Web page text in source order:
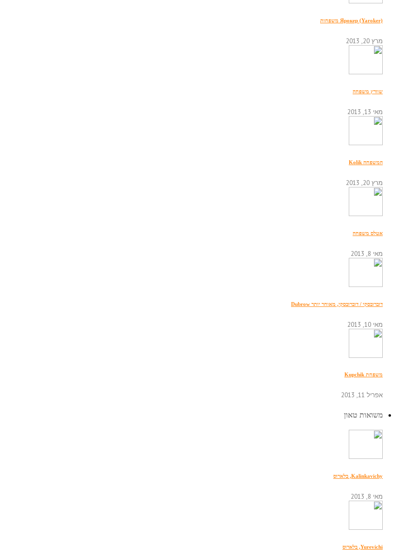
Ярокер (Yaroker) משפחות
מרץ 20, 2013
שוורץ משפחה
מאי 13, 2013
המשפחה Kolik
מרץ 20, 2013
אטלס משפחה
מאי 8, 2013
דוברובסקי / דוברובסקי, מאוחר יותר Dubrow
מאי 10, 2013
משפחת Kupchik
אפריל 11, 2013
משואות טאון
Kalinkavichy, בלארוס
מאי 8, 2013
Yurevichi, בלארוס